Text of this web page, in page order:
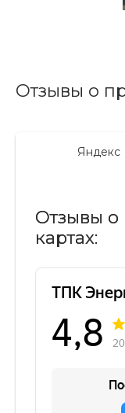
Отзывы о
Яндекс
Отзывы о
картах: